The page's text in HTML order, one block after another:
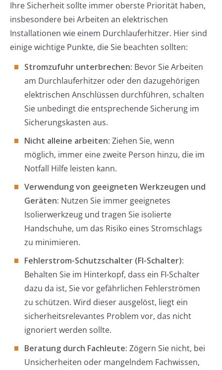
Ihre Sicherheit sollte immer oberste Priorität haben,
insbesondere bei Arbeiten an elektrischen
Installationen wie einem Durchlauferhitzer. Hier sind
einige wichtige Punkte, die Sie beachten sollten:
Stromzufuhr unterbrechen: Bevor Sie Arbeiten
am Durchlauferhitzer oder den dazugehörigen
elektrischen Anschlüssen durchführen, schalten
Sie unbedingt die entsprechende Sicherung im
Sicherungskasten aus.
Nicht alleine arbeiten: Ziehen Sie, wenn
möglich, immer eine zweite Person hinzu, die im
Notfall Hilfe leisten kann.
Verwendung von geeigneten Werkzeugen und
Geräten: Nutzen Sie immer geeignetes
Isolierwerkzeug und tragen Sie isolierte
Handschuhe, um das Risiko eines Stromschlags
zu minimieren.
Fehlerstrom-Schutzschalter (FI-Schalter):
Behalten Sie im Hinterkopf, dass ein FI-Schalter
dazu da ist, Sie vor gefährlichen Fehlerströmen
zu schützen. Wird dieser ausgelöst, liegt ein
sicherheitsrelevantes Problem vor, das nicht
ignoriert werden sollte.
Beratung durch Fachleute: Zögern Sie nicht, bei
Unsicherheiten oder mangelndem Fachwissen,